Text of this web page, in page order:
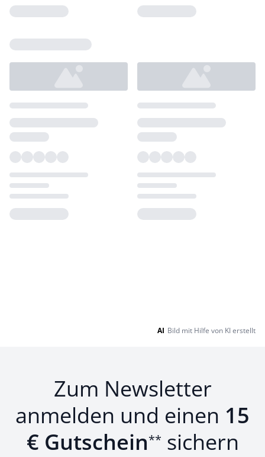
AI Bild mit Hilfe von KI erstellt
Zum Newsletter
anmelden und einen 15
€ Gutschein** sichern